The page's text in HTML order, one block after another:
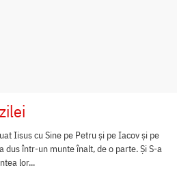
Iisus cu Sine pe Petru și pe Iacov și pe
dus într-un munte înalt, de o parte. Și S-a
lor...